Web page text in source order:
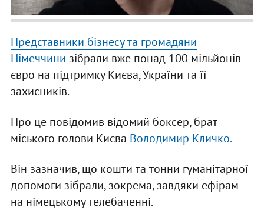
Представники бізнесу та громадяни
Німеччини зібрали вже понад 100 мільйонів
євро на підтримку Києва, України та її
захисників.
Про це повідомив відомий боксер, брат
міського голови Києва Володимир Кличко.
Він зазначив, що кошти та тонни гуманітарної
допомоги зібрали, зокрема, завдяки ефірам
на німецькому телебаченні.